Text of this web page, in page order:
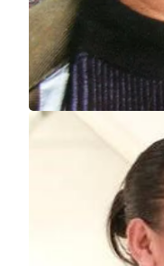
美狮美高梅
福禄
黄冠余